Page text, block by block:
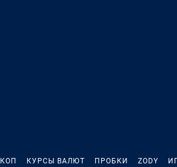
КУРСЫ ВАЛЮТ ПРОБКИ ZODY